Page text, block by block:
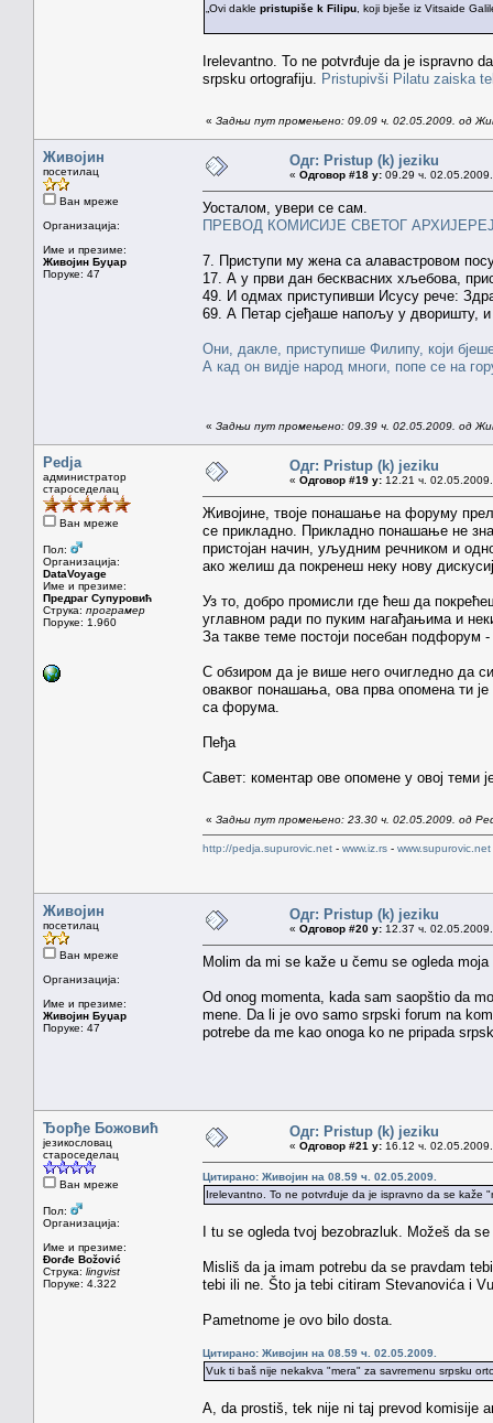
„Ovi dakle pristupiše k Filipu , koji bješe iz Vitsaide
Irelevantno. To ne potvrđuje da je ispravno
srpsku ortografiju. Pristupivši Pilatu zaiska
« Задњи пут промењено: 09.09 ч. 02.05.2009. од
Живојин
посетилац
Ван мреже
Организација:
Име и презиме:
Живојин Буџар
Поруке: 47
Одг: Pristup (k) jeziku
« Одговор #18 у: 09.29 ч.
Уосталом, увери се сам.
ПРЕВОД КОМИСИЈЕ СВЕТОГ
7. Приступи му жена са алавастровом
17. А у први дан бесквасних хљебова,
49. И одмах приступивши Исусу рече:
69. А Петар сјеђаше напољу у дворишту,
Они, дакле, приступише Филипу, који
А кад он видје народ многи, попе се на
« Задњи пут промењено: 09.39 ч. 02.05.2009. од
Pedja
администратор
староседелац
Ван мреже
Пол:
Организација:
DataVoyage
Име и презиме:
Предраг Супуровић
Струка: програмер
Поруке: 1.960
Одг: Pristup (k) jeziku
« Одговор #19 у: 12.21 ч.
Живојине, твоје понашање на форуму
се прикладно. Прикладно понашање не
пристојан начин, уљудним речником и
ако желиш да покренеш неку нову
Уз то, добро промисли где ћеш да
углавном ради по пуким нагађањима и
За такве теме постоји посебан подфорум
С обзиром да је више него очигледно да
оваквог понашања, ова прва опомена ти
са форума.
Пеђа
Савет: коментар ове опомене у овој теми
« Задњи пут промењено: 23.30 ч. 02.05.2009. од
http://pedja.supurovic.net - www.iz.rs - www.supurovic.net
Живојин
посетилац
Ван мреже
Организација:
Име и презиме:
Живојин Буџар
Поруке: 47
Одг: Pristup (k) jeziku
« Одговор #20 у: 12.37 ч.
Molim da mi se kaže u čemu se ogleda
Od onog momenta, kada sam saopštio da
mene. Da li je ovo samo srpski forum na
potrebe da me kao onoga ko ne pripada
Ђорђе Божовић
језикословац
староседелац
Ван мреже
Пол:
Организација:
Име и презиме:
Đorđe Božović
Струка: lingvist
Поруке: 4.322
Одг: Pristup (k) jeziku
« Одговор #21 у: 16.12 ч.
Цитирано: Живојин на 08.59 ч. 02.05.2009.
Irelevantno. To ne potvrđuje da je ispravno da se kaže
I tu se ogleda tvoj bezobrazluk. Možeš da
Misliš da ja imam potrebu da se pravdam
tebi ili ne. Što ja tebi citiram Stevanovića i
Pametnome je ovo bilo dosta.
Цитирано: Живојин на 08.59 ч. 02.05.2009.
Vuk ti baš nije nekakva "mera" za savremenu srpsku
A, da prostiš, tek nije ni taj prevod komisije